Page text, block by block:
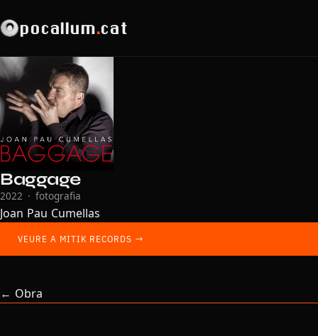
pocallum.cat
Baggage
2022 · fotografia
Joan Pau Cumellas
VEURE A MITIK RECORDS →
← Obra